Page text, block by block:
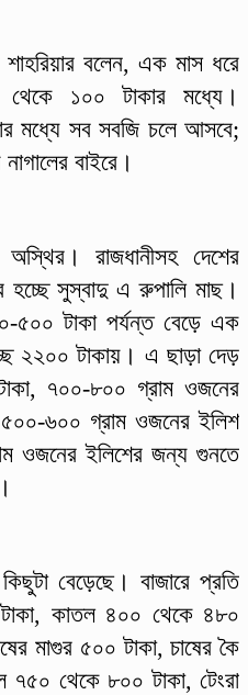
শাহরিয়ার বলেন, এক মাস ধরে
থেকে ১০০ টাকার মধ্যে।
মধ্যে সব সবজি চলে আসবে;
বাইরে।
রাজধানীসহ দেশের
হচ্ছে সুস্বাদু এ রুপালি মাছ।
৫০০ টাকা পর্যন্ত বেড়ে এক
২২০০ টাকায়। এ ছাড়া দেড়
৭০০-৮০০ গ্রাম ওজনের
৬০০ গ্রাম ওজনের ইলিশ
ওজনের ইলিশের জন্য গুনতে
বেড়েছে। বাজারে প্রতি
কাতল ৪০০ থেকে ৪৮০
মাগুর ৫০০ টাকা, চাষের কৈ
৭৫০ থেকে ৮০০ টাকা, টেংরা